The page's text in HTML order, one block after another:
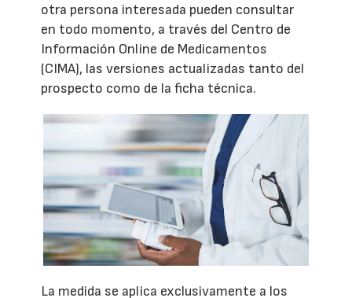
otra persona interesada pueden consultar
en todo momento, a través del Centro de
Información Online de Medicamentos
(CIMA), las versiones actualizadas tanto del
prospecto como de la ficha técnica.
La medida se aplica exclusivamente a los